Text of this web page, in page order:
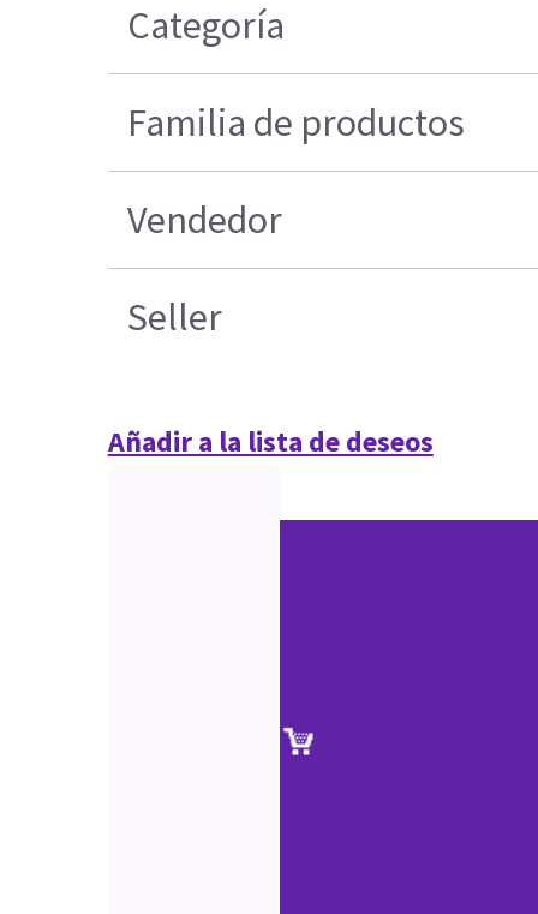
Categoría
Familia de productos
Vendedor
Seller
Añadir a la lista de deseos